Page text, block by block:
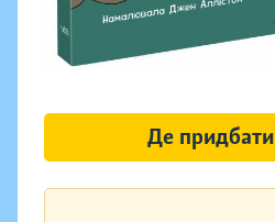
Де придбати